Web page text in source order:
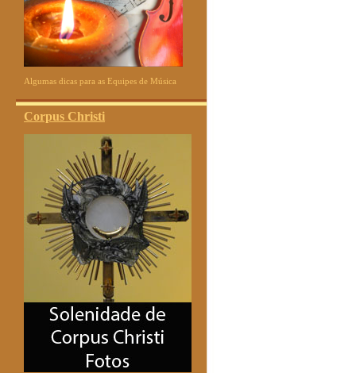
Algumas dicas para as Equipes de Música
Corpus Christi